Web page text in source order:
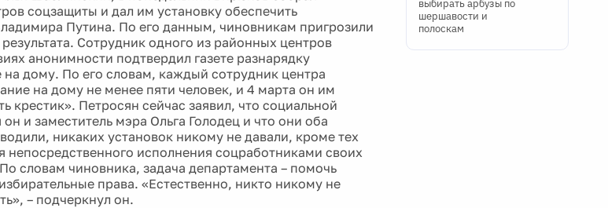
соцзащиты и дал им установку обеспечить
Путина. По его данным, чиновникам пригрозили
Сотрудник одного из районных центров
анонимности подтвердил газете разнарядку
на дому. По его словам, каждый сотрудник центра
на дому не менее пяти человек, и 4 марта он им
крестик». Петросян сейчас заявил, что социальной
и заместитель мэра Ольга Голодец и что они оба
никаких установок никому не давали, кроме тех
непосредственного исполнения соцработниками своих
словам чиновника, задача департамента – помочь
права. «Естественно, никто никому не
– подчеркнул он.
выбирать арбузы по
шершавости и
полоскам